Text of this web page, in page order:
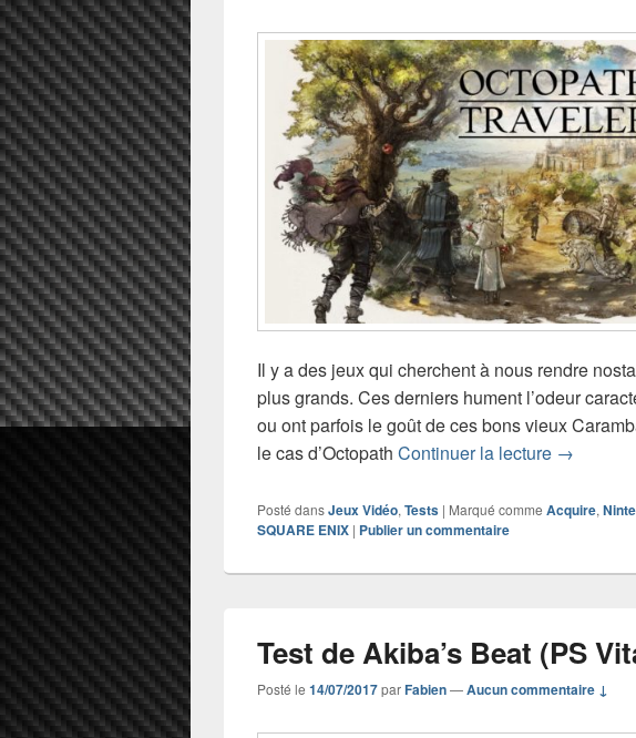
Il y a des jeux qui cherchent à nous rendre
plus grands. Ces derniers hument l’odeur
ou ont parfois le goût de ces bons vieux
le cas d’Octopath Continuer la lecture Test de
→
Posté dansJeux Vidéo, Tests | Marqué comme Acquire,
SQUARE ENIX | Publier un commentaire
Test de Akiba’s Beat (PS
Posté le 14/07/2017parFabien—Aucun commentaire ↓